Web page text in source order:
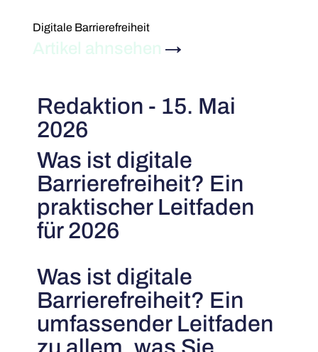
Digitale Barrierefreiheit
Artikel ahnsehen →
Redaktion - 15. Mai
2026
Was ist digitale
Barrierefreiheit? Ein
praktischer Leitfaden
für 2026
Was ist digitale
Barrierefreiheit? Ein
umfassender Leitfaden